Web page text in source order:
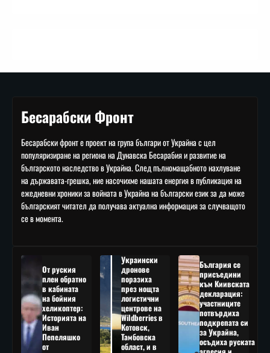
Бесарабски Фронт
Бесарабски фронт е проект на група българи от Украйна с цел
популяризиране на региона на Дунавска Бесарабия и развитие на
българското наследство в Украйна. След пълномащабното нахлуване
на държавата-грешка, ние насочихме нашата енергия в публикация на
ежедневни хроники за войната в Украйна на български език за да може
българският читател да получава актуална информация за случващото
се в момента.
От руския
плен обратно
в кабината
на бойния
хеликоптер:
Историята на
Иван
Пепеляшко
от
Украински
дронове
поразиха
през нощта
логистични
центрове на
Wildberries в
Котовск,
Тамбовска
област, и в
България се
присъедини
към Киивската
декларация:
участниците
потвърдиха
подкрепата си
за Украйна,
осъдиха руската